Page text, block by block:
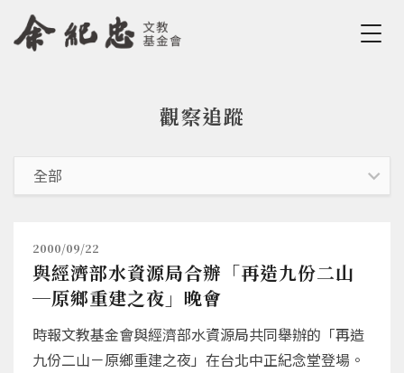
Jump to Navigation
Jump to Main content
觀察追蹤
2000/09/22
與經濟部水資源局合辦「再造九份二山
─原鄉重建之夜」晚會
時報文教基金會與經濟部水資源局共同舉辦的「再造
九份二山－原鄉重建之夜」在台北中正紀念堂登場。